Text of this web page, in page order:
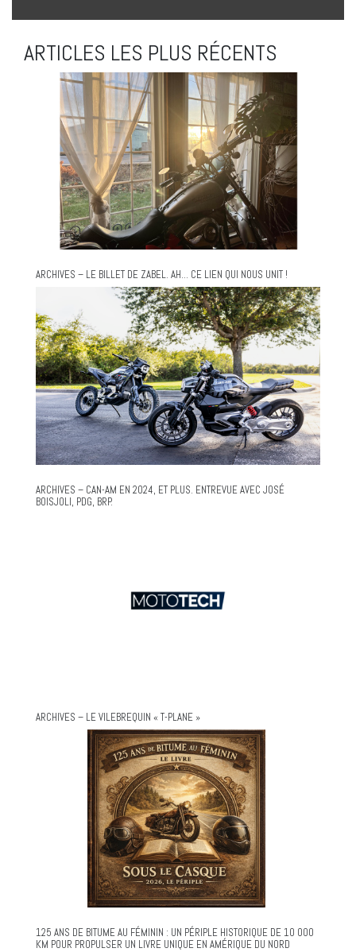
ARTICLES LES PLUS RÉCENTS
ARCHIVES – LE BILLET DE ZABEL. AH… CE LIEN QUI NOUS UNIT !
ARCHIVES – CAN-AM EN 2024, ET PLUS. ENTREVUE AVEC JOSÉ
BOISJOLI, PDG, BRP.
ARCHIVES – LE VILEBREQUIN « T-PLANE »
125 ANS DE BITUME AU FÉMININ : UN PÉRIPLE HISTORIQUE DE 10 000
KM POUR PROPULSER UN LIVRE UNIQUE EN AMÉRIQUE DU NORD